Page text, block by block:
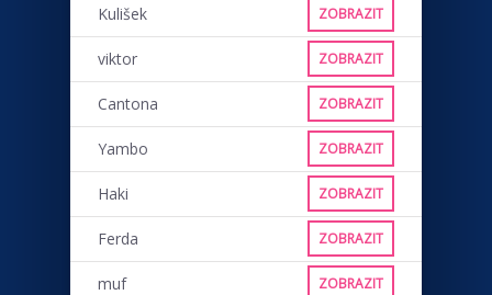
Kulišek ZOBRAZIT
viktor ZOBRAZIT
Cantona ZOBRAZIT
Yambo ZOBRAZIT
Haki ZOBRAZIT
Ferda ZOBRAZIT
muf ZOBRAZIT